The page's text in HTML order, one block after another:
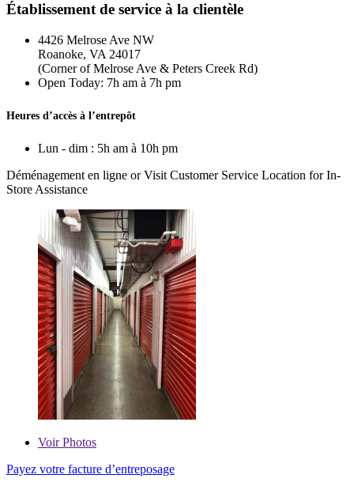
Établissement de service à la clientèle
4426 Melrose Ave NW
Roanoke, VA 24017
(Corner of Melrose Ave & Peters Creek Rd)
Open Today: 7h am à 7h pm
Heures d’accès à l’entrepôt
Lun - dim : 5h am à 10h pm
Déménagement en ligne or Visit Customer Service Location for In-
Store Assistance
VoirPhotos
Payez votre facture d’entreposage